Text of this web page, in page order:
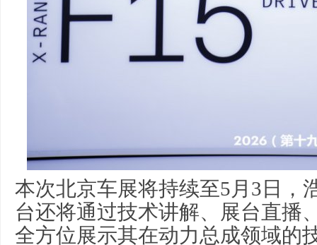
本次北京车展将持续至5月3日，
台还将通过技术讲解、展台直播
全方位展示其在动力总成领域的